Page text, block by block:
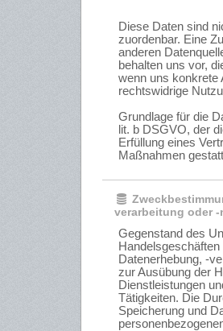
Diese Daten sind
zuordenbar. Eine
anderen
behalten uns vor,
wenn uns konkrete
rechtswidrige
Grundlage für die
lit. b DSGVO, der
Erfüllung eines
Maßnahmen
verarbeitung oder
Gegenstand des
Datenerhebung, -
zur Ausübung der
Dienstleistungen
Tätigkeiten. Die
Speicherung und